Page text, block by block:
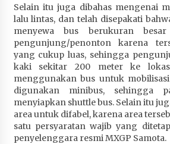
Selain itu juga dibahas mengenai
lalu lintas, dan telah disepakati
menyewa bus berukuran
pengunjung/penonton karena
yang cukup luas, sehingga
kaki sekitar 200 meter ke
menggunakan bus untuk
digunakan minibus, sehingga
menyiapkan shuttle bus. Selain itu
area untuk difabel, karena area
satu persyaratan wajib yang
penyelenggara resmi MXGP Samota.